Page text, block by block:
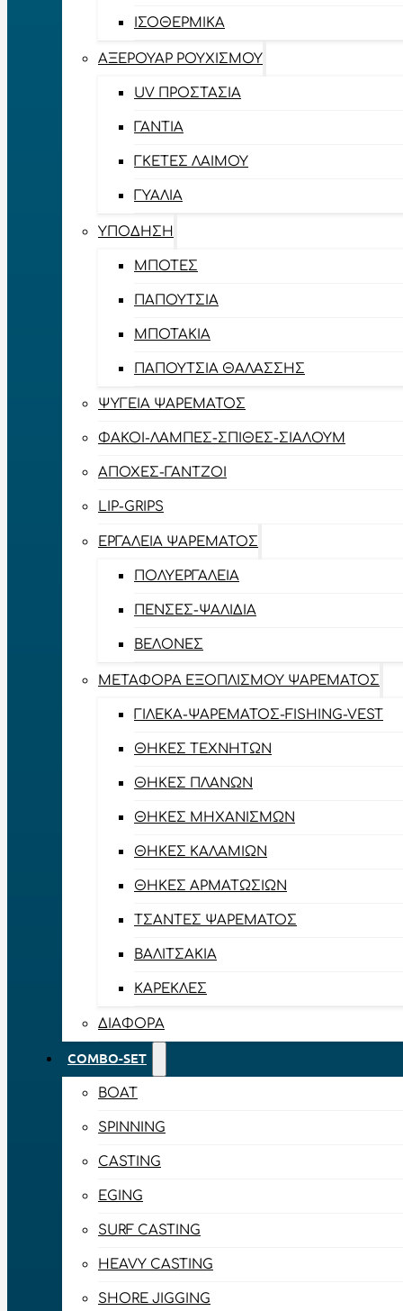
ΙΣΟΘΕΡΜΙΚΆ
ΑΞΕΡΟΥΆΡ ΡΟΥΧΙΣΜΟΎ
UV ΠΡΟΣΤΑΣΊΑ
ΓΆΝΤΙΑ
ΓΚΈΤΕΣ ΛΑΊΜΟΥ
ΓΥΑΛΙΆ
ΥΠΌΔΗΣΗ
ΜΠΌΤΕΣ
ΠΑΠΟΎΤΣΙΑ
ΜΠΟΤΆΚΙΑ
ΠΑΠΟΎΤΣΙΑ ΘΑΛΆΣΣΗΣ
ΨΥΓΕΊΑ ΨΑΡΈΜΑΤΟΣ
ΦΑΚΟΊ-ΛΆΜΠΕΣ-ΣΠΊΘΕΣ-ΣΊΑΛΟΥΜ
ΑΠΌΧΕΣ-ΓΆΝΤΖΟΙ
LIP-GRIPS
EΡΓΑΛΕΊΑ ΨΑΡΈΜΑΤΟΣ
ΠΟΛΥΕΡΓΑΛΕΊΑ
ΠΈΝΣΕΣ-ΨΑΛΊΔΙΑ
ΒΕΛΌΝΕΣ
ΜΕΤΑΦΟΡΆ ΕΞΟΠΛΙΣΜΟΎ ΨΑΡΈΜΑΤΟΣ
ΓΙΛΈΚΑ-ΨΑΡΈΜΑΤΟΣ-FISHING-VEST
ΘΉΚΕΣ ΤΕΧΝΗΤΏΝ
ΘΉΚΕΣ ΠΛΆΝΩΝ
ΘΉΚΕΣ ΜΗΧΑΝΙΣΜΏΝ
ΘΉΚΕΣ ΚΑΛΑΜΙΏΝ
ΘΉΚΕΣ ΑΡΜΑΤΩΣΙΏΝ
ΤΣΆΝΤΕΣ ΨΑΡΈΜΑΤΟΣ
ΒΑΛΙΤΣΆΚΙΑ
ΚΑΡΈΚΛΕΣ
ΔΙΆΦΟΡΑ
COMBO-SET
BOAT
SPINNING
CASTING
EGING
SURF CASTING
HEAVY CASTING
SHORE JIGGING